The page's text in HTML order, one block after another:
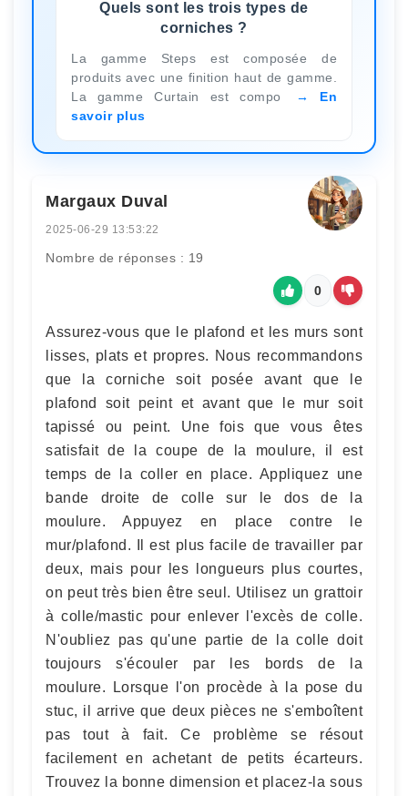
Quels sont les trois types de
corniches ?
La gamme Steps est composée de
produits avec une finition haut de gamme.
La gamme Curtain est compo
En
savoir plus
Margaux Duval
2025-06-29 13:53:22
Nombre de réponses : 19
0
Assurez-vous que le plafond et les murs sont
lisses, plats et propres. Nous recommandons
que la corniche soit posée avant que le
plafond soit peint et avant que le mur soit
tapissé ou peint. Une fois que vous êtes
satisfait de la coupe de la moulure, il est
temps de la coller en place. Appliquez une
bande droite de colle sur le dos de la
moulure. Appuyez en place contre le
mur/plafond. Il est plus facile de travailler par
deux, mais pour les longueurs plus courtes,
on peut très bien être seul. Utilisez un grattoir
à colle/mastic pour enlever l'excès de colle.
N'oubliez pas qu'une partie de la colle doit
toujours s'écouler par les bords de la
moulure. Lorsque l'on procède à la pose du
stuc, il arrive que deux pièces ne s'emboîtent
pas tout à fait. Ce problème se résout
facilement en achetant de petits écarteurs.
Trouvez la bonne dimension et placez-la sous